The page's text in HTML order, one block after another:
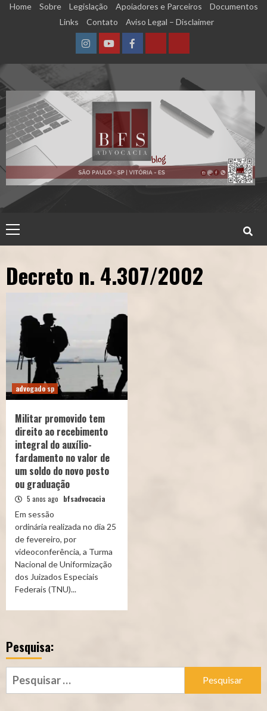
SkipHome Sobre Legislação Apoiadores e Parceiros
Documentos
Links
Contato Aviso Legal – Disclaimer
InstagramYouTubeFacebookCalculadora
Qualidade
de
Segurado
(INSS)
Calculadora
Tempo
de
Contribuição
Menu
Decreto n. 4.307/2002
advogado sp
Militar promovido tem
direito ao recebimento
integral do auxílio-
fardamento no valor de
um soldo do novo posto
ou graduação
5 anos ago bfsadvocacia
Em sessão
ordinária realizada no dia 25
de fevereiro, por
videoconferência, a Turma
Nacional de Uniformização
dos Juizados Especiais
Federais (TNU)...
Pesquisa:
Pesquisar
por: